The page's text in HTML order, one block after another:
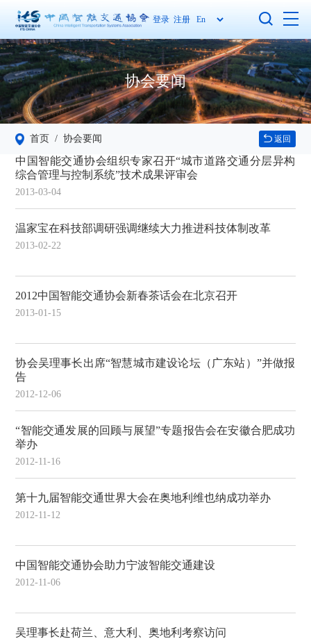
登录注册
协会要闻
首页 / 协会要闻 返回
中国智能交通协会组织专家召开“城市道路交通分层异构
综合管理与控制系统”技术成果评审会
2013-03-04
温家宝在科技部调研强调继续大力推进科技体制改革
2013-02-22
2012中国智能交通协会新春茶话会在北京召开
2013-01-15
协会吴理事长出席“智慧城市建设论坛（广东站）”并做报
告
2012-12-06
“智能交通发展的回顾与展望”专题报告会在安徽合肥成功
举办
2012-11-16
第十九届智能交通世界大会在奥地利维也纳成功举办
2012-11-12
中国智能交通协会助力宁波智能交通建设
2012-11-06
吴理事长赴荷兰、意大利、奥地利考察访问